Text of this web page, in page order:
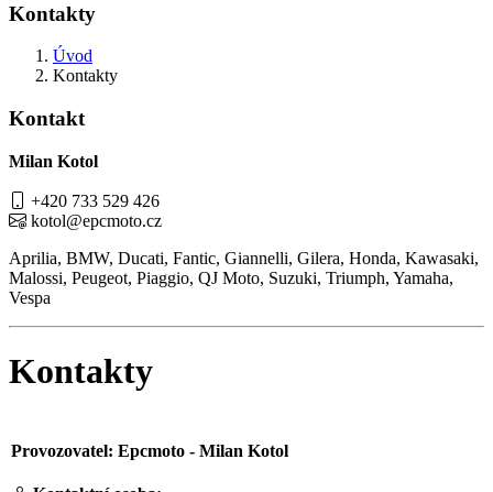
Kontakty
Úvod
Kontakty
Kontakt
Milan Kotol
+420 733 529 426
kotol@epcmoto.cz
Aprilia, BMW, Ducati, Fantic, Giannelli, Gilera, Honda, Kawasaki,
Malossi, Peugeot, Piaggio, QJ Moto, Suzuki, Triumph, Yamaha,
Vespa
Kontakty
Provozovatel: Epcmoto - Milan Kotol